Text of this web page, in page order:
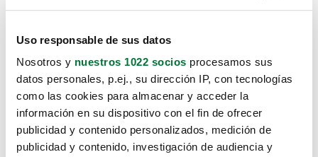
Uso responsable de sus datos
Nosotros y nuestros 1022 socios procesamos sus
datos personales, p.ej., su dirección IP, con tecnologías
como las cookies para almacenar y acceder la
información en su dispositivo con el fin de ofrecer
publicidad y contenido personalizados, medición de
publicidad y contenido, investigación de audiencia y
Lo sentimos, no sabemos como
te hemos traido hasta aquí.